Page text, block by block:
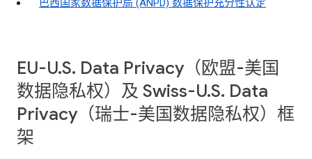
巴西国家数据保护局 (ANPD) 数据保护充分性认定
EU-U.S. Data Privacy（欧盟-美国
数据隐私权）及 Swiss-U.S. Data
Privacy（瑞士-美国数据隐私权）框
架